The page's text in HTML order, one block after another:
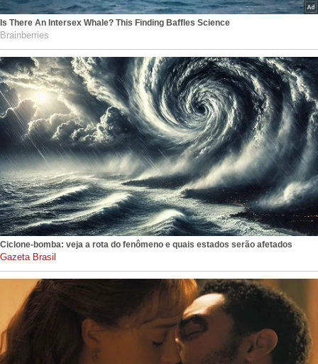
Is There An Intersex Whale? This Finding Baffles Science
Brainberries
Ciclone-bomba: veja a rota do fenômeno e quais estados serão afetados
gazetabrasil.com.br